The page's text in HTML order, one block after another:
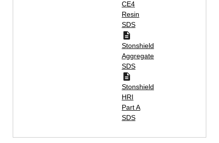
CE4
Resin
SDS
Stonshield
Aggregate
SDS
Stonshield
HRI
Part A
SDS